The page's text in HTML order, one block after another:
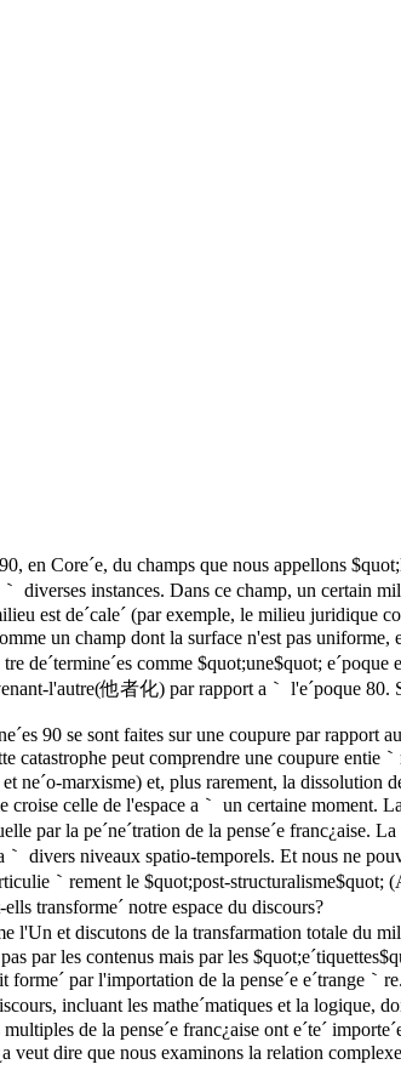
en Core´e, du champs que nous appellons
diverses instances. Dans ce champ, un certain
est de´cale´ (par exemple, le milieu juridique
un champ dont la surface n'est pas uniforme,
de´termine´es comme $quot;une$quot;
l'autre(他者化) par rapport a｀ l'e´poque 80.
90 se sont faites sur une coupure par rapport
catastrophe peut comprendre une coupure
ne´o-marxisme) et, plus rarement, la dissolution
celle de l'espace a｀ un certaine moment.
par la pe´ne´tration de la pense´e franc¿aise.
divers niveaux spatio-temporels. Et nous ne
｀rement le $quot;post-
transforme´ notre espace du discours?
l'Un et discutons de la transfarmation totale du
par les contenus mais par les
forme´ par l'importation de la pense´e e´trange
incluant les mathe´matiques et la logique,
de la pense´e franc¿aise ont e´te´
veut dire que nous examinons la relation